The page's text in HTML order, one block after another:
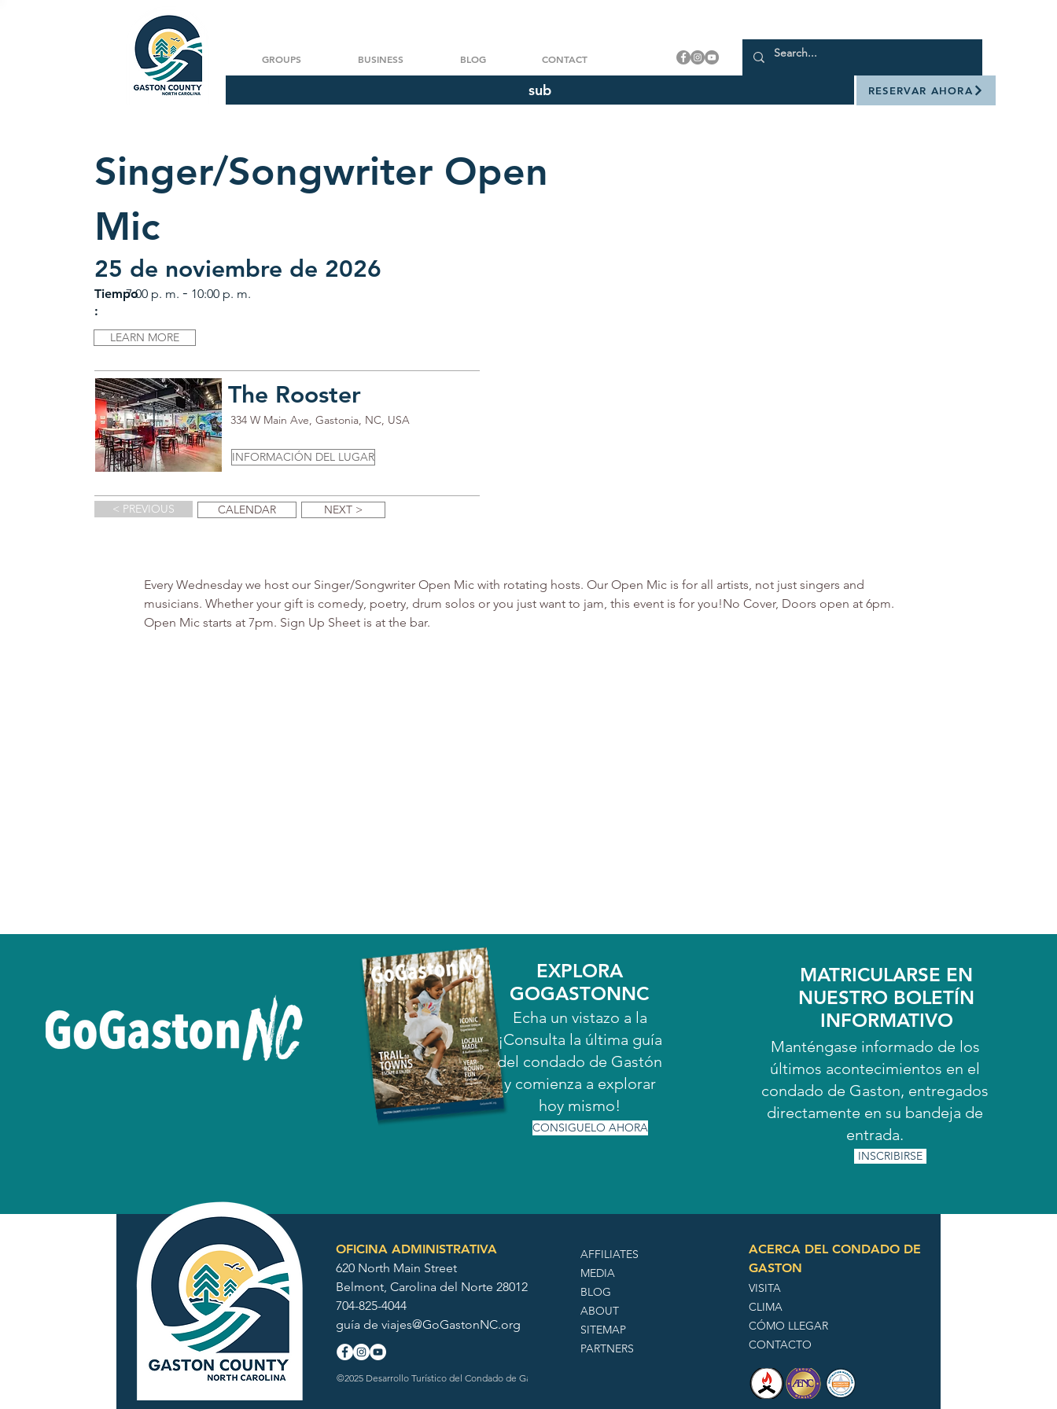
GROUPS BUSINESS BLOG CONTACT
sub RESERVAR AHORA
Singer/Songwriter Open
Mic
25 de noviembre de 2026
Tiempo
:
7:00 p. m. - 10:00 p. m.
LEARN MORE
The Rooster
334 W Main Ave, Gastonia, NC, USA
INFORMACIÓN DEL LUGAR
< PREVIOUS CALENDAR NEXT >
Every Wednesday we host our Singer/Songwriter Open Mic with rotating hosts. Our Open Mic is for all artists, not just singers and
musicians. Whether your gift is comedy, poetry, drum solos or you just want to jam, this event is for you!No Cover, Doors open at 6pm.
Open Mic starts at 7pm. Sign Up Sheet is at the bar.
EXPLORA
GOGASTONNC
Echa un vistazo a la
¡Consulta la última guía
del condado de Gastón
y comienza a explorar
hoy mismo!
CONSIGUELO AHORA
MATRICULARSE EN
NUESTRO BOLETÍN
INFORMATIVO
Manténgase informado de los
últimos acontecimientos en el
condado de Gaston, entregados
directamente en su bandeja de
entrada.
INSCRIBIRSE
OFICINA ADMINISTRATIVA
620 North Main Street
Belmont, Carolina del Norte 28012
704-825-4044
guía de viajes@GoGastonNC.org
©2025 Desarrollo Turístico del Condado de Gaston
AFFILIATES
MEDIA
BLOG
ABOUT
SITEMAP
PARTNERS
ACERCA DEL CONDADO DE
GASTON
VISITA
CLIMA
CÓMO LLEGAR
CONTACTO